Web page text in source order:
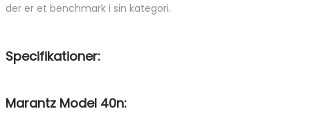
der er et benchmark i sin kategori.
Specifikationer:
Marantz Model 40n: